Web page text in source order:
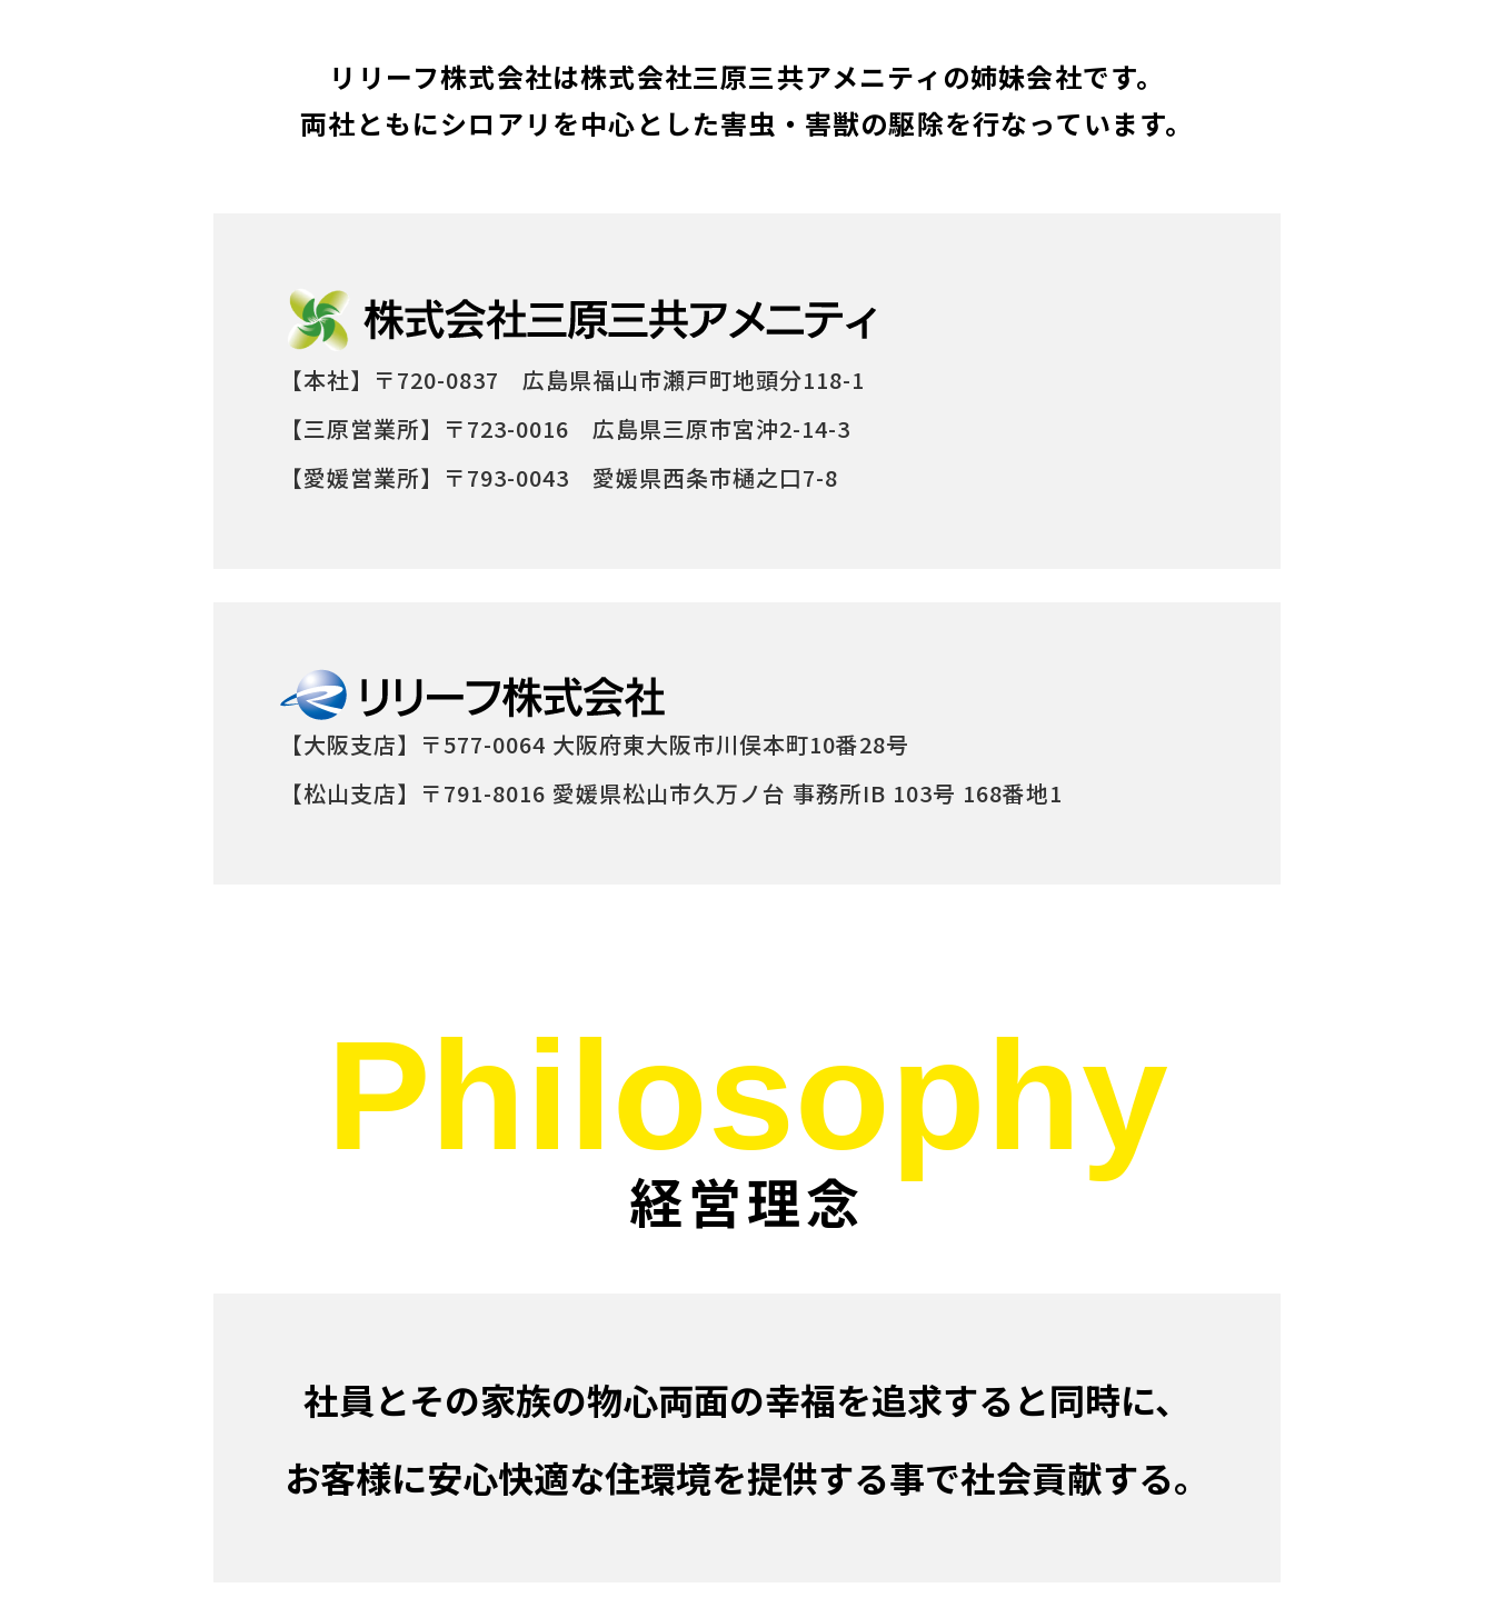
リリーフ株式会社は株式会社三原三共アメニティの姉妹会社です。
両社ともにシロアリを中心とした害虫・害獣の駆除を行なっています。
【本社】〒720-0837 広島県福山市瀬戸町地頭分118-1
【三原営業所】〒723-0016 広島県三原市宮沖2-14-3
【愛媛営業所】〒793-0043 愛媛県西条市樋之口7-8
【大阪支店】〒577-0064 大阪府東大阪市川俣本町10番28号
【松山支店】〒791-8016 愛媛県松山市久万ノ台 事務所IB 103号 168番地1
Philosophy
経営理念
社員とその家族の物心両面の幸福を追求すると同時に、
お客様に安心快適な住環境を提供する事で社会貢献する。